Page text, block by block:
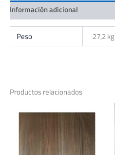
Información adicional
Peso 27,2 kg
Productos relacionados